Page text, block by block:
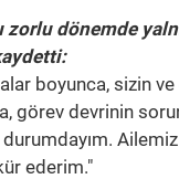
zorlu dönemde
boyunca, sizin
görev devrinin
ederim."